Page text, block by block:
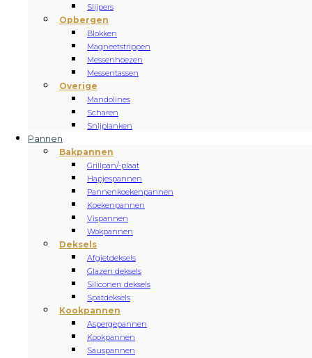
Slijpers
Opbergen
Blokken
Magneetstrippen
Messenhoezen
Messentassen
Overige
Mandolines
Scharen
Snijplanken
Pannen
Bakpannen
Grillpan/-plaat
Hapjespannen
Pannenkoekenpannen
Koekenpannen
Vispannen
Wokpannen
Deksels
Afgietdeksels
Glazen deksels
Siliconen deksels
Spatdeksels
Kookpannen
Aspergepannen
Kookpannen
Sauspannen